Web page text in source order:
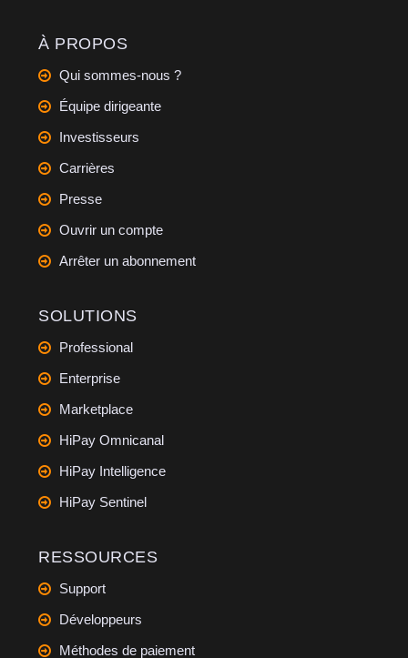
À PROPOS
Qui sommes-nous ?
Équipe dirigeante
Investisseurs
Carrières
Presse
Ouvrir un compte
Arrêter un abonnement
SOLUTIONS
Professional
Enterprise
Marketplace
HiPay Omnicanal
HiPay Intelligence
HiPay Sentinel
RESSOURCES
Support
Développeurs
Méthodes de paiement